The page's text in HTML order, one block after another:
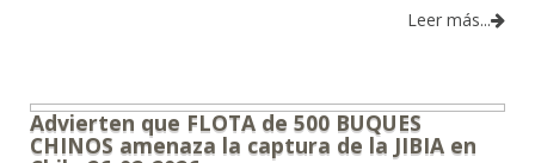
Leer más...
Advierten que FLOTA de 500 BUQUES
CHINOS amenaza la captura de la JIBIA en